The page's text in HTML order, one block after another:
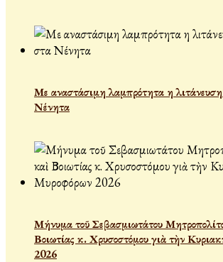
Με αναστάσιμη λαμπρότητα η
Νένητα
Μήνυμα τοῦ Σεβασμιωτάτου
Βοιωτίας κ. Χρυσοστόμου γιὰ τὴν
2026